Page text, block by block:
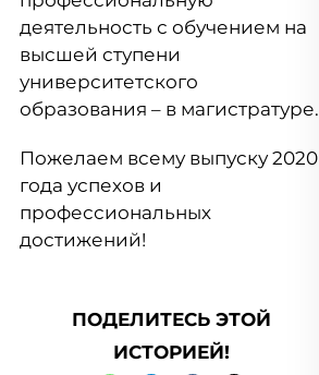
деятельность с обучением на
высшей ступени
университетского
образования – в магистратуре.
Пожелаем всему выпуску 2020
года успехов и
профессиональных
достижений!
ПОДЕЛИТЕСЬ ЭТОЙ
ИСТОРИЕЙ!